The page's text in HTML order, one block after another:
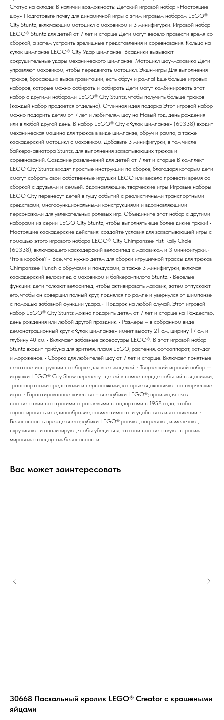
Статус на складе: В наличии возможность: Детский игровой набор «Настоящее
шоу» Подготовьте почву для динамичной игры с этим игровым набором LEGO®
City Stuntz, включающим мотоцикл с маховиком и 3 минифигурки. Игровой набор
LEGO® Stuntz для детей от 7 лет и старше Дети могут весело провести время со
сборкой, а затем устроить зрелищные представления и соревнования. Кольцо на
кулак шимпанзе LEGO® City Удар шимпанзе! Всадники вызывают
сокрушительные удары механического шимпанзе! Мотоцикл шоу-маховика Дети
управляют маховиком, чтобы передвигать мотоцикл. Экшн-игры Для выполнения
трюков, бросающих вызов гравитации, есть обруч и рампа! Еще больше игровых
наборов, которые можно собирать и собирать Дети могут комбинировать этот
набор с другими наборами LEGO® City Stuntz, чтобы получить больше трюков
(каждый набор продается отдельно). Отличная идея подарка Этот игровой набор
можно подарить детям от 7 лет и любителям шоу на Новый год, день рождения
или в любой другой день. В набор LEGO® City «Кулак шимпанзе» (60338) входит
механическая машина для трюков в виде шимпанзе, обруч и рампа, а также
каскадерский мотоцикл с маховиком. Добавьте 3 минифигурки, в том числе
байкера-авиатора Stuntz, для выполнения захватывающих трюков и
соревнований. Создание развлечений для детей от 7 лет и старше В комплект
LEGO City Stuntz входят простые инструкции по сборке, благодаря которым дети
смогут собрать свои собственные игрушки LEGO или весело провести время со
сборкой с друзьями и семьей. Вдохновляющие, творческие игры Игровые наборы
LEGO City перенесут детей в гущу событий с реалистичными транспортными
средствами, многофункциональными конструкциями и вдохновляющими
персонажами для увлекательных ролевых игр. Объедините этот набор с другими
наборами из серии LEGO City Stuntz, чтобы выполнять еще более дикие трюки! •
Настоящие каскадерские действия: создайте условия для захватывающей игры с
помощью этого игрового набора LEGO® City Chimpanzee Fist Rally Circle
(60338), включающего каскадерский велосипед с маховиком и 3 минифигурки. •
Что в коробке? - Все, что нужно детям для сборки игрушечной трассы для трюков
Chimpanzee Punch с обручами и пандусами, а также 3 минифигурки, включая
каскадерский велосипед с маховиком и байкера-пилота Stuntz. • Веселые
функции: дети толкают велосипед, чтобы активировать маховик, затем отпускают
его, чтобы он совершил полный круг, поднялся по рампе и увернулся от шимпанзе
с помощью забавной функции удара. • Подарок на любой случай. Этот игровой
набор LEGO® City Stuntz можно подарить детям от 7 лет и старше на Рождество,
день рождения или любой другой праздник. • Размеры – в собранном виде
демонстрационный круг «Кулак шимпанзе» имеет высоту 21 см, ширину 17 см и
глубину 40 см. • Включает забавные аксессуары LEGO®. В этот игровой набор
Stuntz входит трибуна для зрителя, пламя LEGO, растения, фотоаппарат, хот-дог
и мороженое. • Сборка для любителей шоу от 7 лет и старше. Включает понятные
печатные инструкции по сборке для всех моделей. • Творческий игровой набор —
игрушки LEGO® City Show перенесут детей в самое сердце событий с зданиями,
транспортными средствами и персонажами, которые вдохновляют на творческие
игры. • Гарантированное качество – все кубики LEGO®; производятся в
соответствии со строгими отраслевыми стандартами с 1958 года, чтобы
гарантировать их единообразие, совместимость и удобство в изготовлении. •
Безопасность прежде всего: кубики LEGO® роняют, нагревают, измельчают,
скручивают и анализируют, чтобы убедиться, что они соответствуют строгим
мировым стандартам безопасности
Вас может заинтересовать
30668 Пасхальный кролик LEGO® Creator с крашеными
яйцами